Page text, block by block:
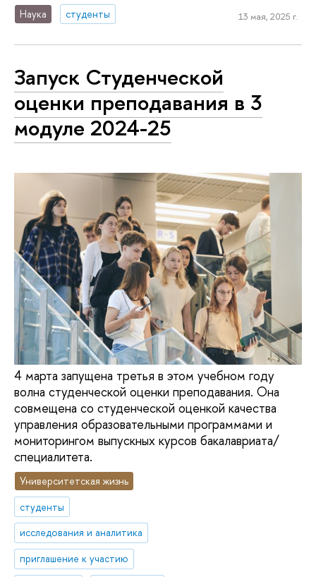
Наука студенты 13 мая, 2025 г.
Запуск Студенческой
оценки преподавания в 3
модуле 2024-25
4 марта запущена третья в этом учебном году
волна студенческой оценки преподавания. Она
совмещена со студенческой оценкой качества
управления образовательными программами и
мониторингом выпускных курсов бакалавриата/
специалитета.
Университетская жизнь
студенты
исследования и аналитика
приглашение к участию